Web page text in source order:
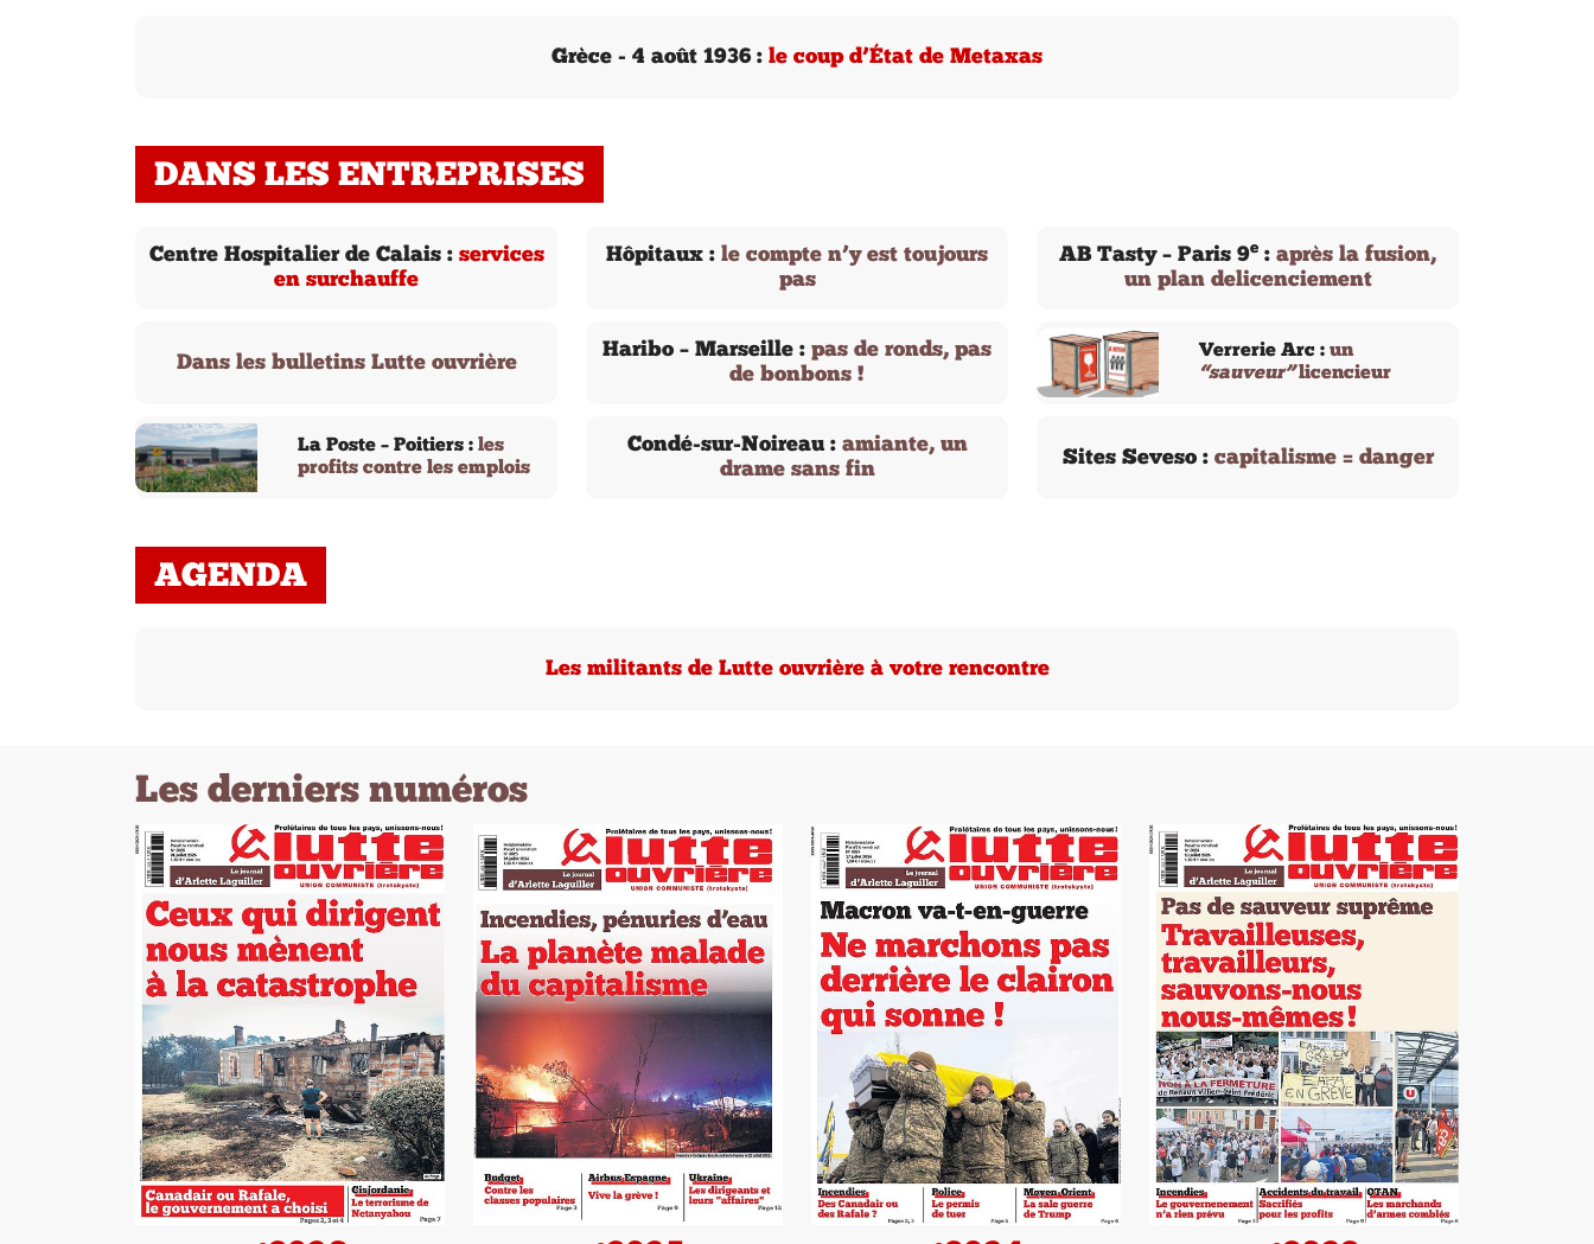
Grèce - 4 août 1936 : le coup d’État de Metaxas
DANS LES ENTREPRISES
Centre Hospitalier de Calais : services
en surchauffe
Hôpitaux : le compte n’y est toujours
pas
AB Tasty – Paris 9e : après la fusion,
un plan delicenciement
Dans les bulletins Lutte ouvrière
Haribo – Marseille : pas de ronds, pas
de bonbons !
Verrerie Arc : un
“sauveur”licencieur
La Poste – Poitiers : les
profits contre les emplois
Condé-sur-Noireau : amiante, un
drame sans fin
Sites Seveso : capitalisme = danger
AGENDA
Les militants de Lutte ouvrière à votre rencontre
Les derniers numéros